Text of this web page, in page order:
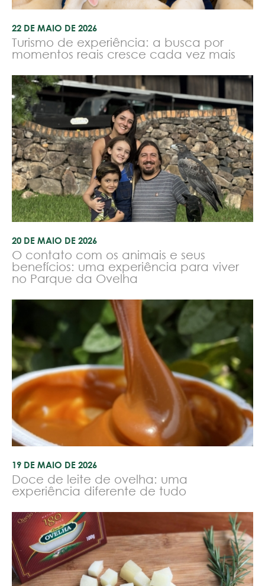
22 DE MAIO DE 2026
Turismo de experiência: a busca por
momentos reais cresce cada vez mais
20 DE MAIO DE 2026
O contato com os animais e seus
benefícios: uma experiência para viver
no Parque da Ovelha
19 DE MAIO DE 2026
Doce de leite de ovelha: uma
experiência diferente de tudo